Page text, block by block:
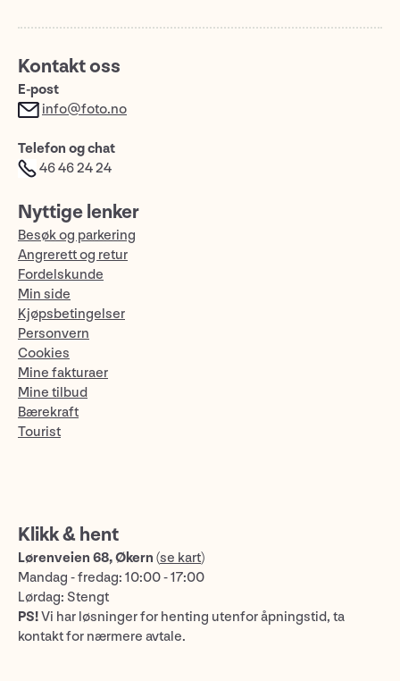
Kontakt oss
E-post
info@foto.no
Telefon og chat
46 46 24 24
Nyttige lenker
Besøk og parkering
Angrerett og retur
Fordelskunde
Min side
Kjøpsbetingelser
Personvern
Cookies
Mine fakturaer
Mine tilbud
Bærekraft
Tourist
Klikk & hent
Lørenveien 68, Økern (se kart)
Mandag - fredag: 10:00 - 17:00
Lørdag: Stengt
PS!Vi har løsninger for henting utenfor åpningstid, ta
kontakt for nærmere avtale.